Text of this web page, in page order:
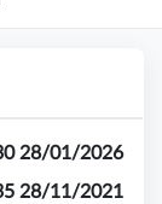
28/01/2026
28/11/2021